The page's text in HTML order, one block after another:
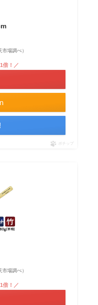
場調べ）
倍！／
ポチップ
場調べ）
倍！／